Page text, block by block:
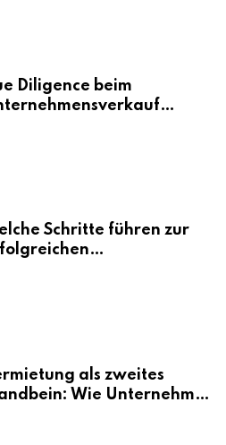
Diligence beim
Schritte führen zur
als zweites
Wie Unternehmen